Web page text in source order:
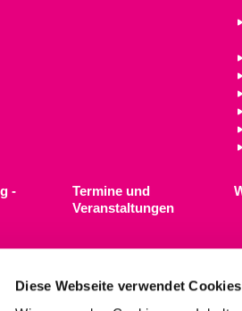
Diese Webseite verwendet Cookies
-
Termine und
Veranstaltungen